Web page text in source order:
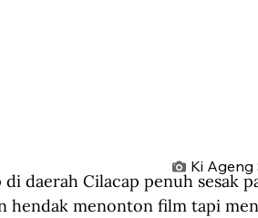
Ki
daerah Cilacap penuh sesak
hendak menonton film tapi